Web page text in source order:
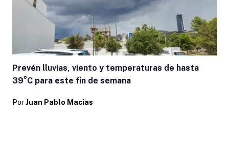
Prevén lluvias, viento y temperaturas de hasta
39°C para este fin de semana
Por Juan Pablo Macias